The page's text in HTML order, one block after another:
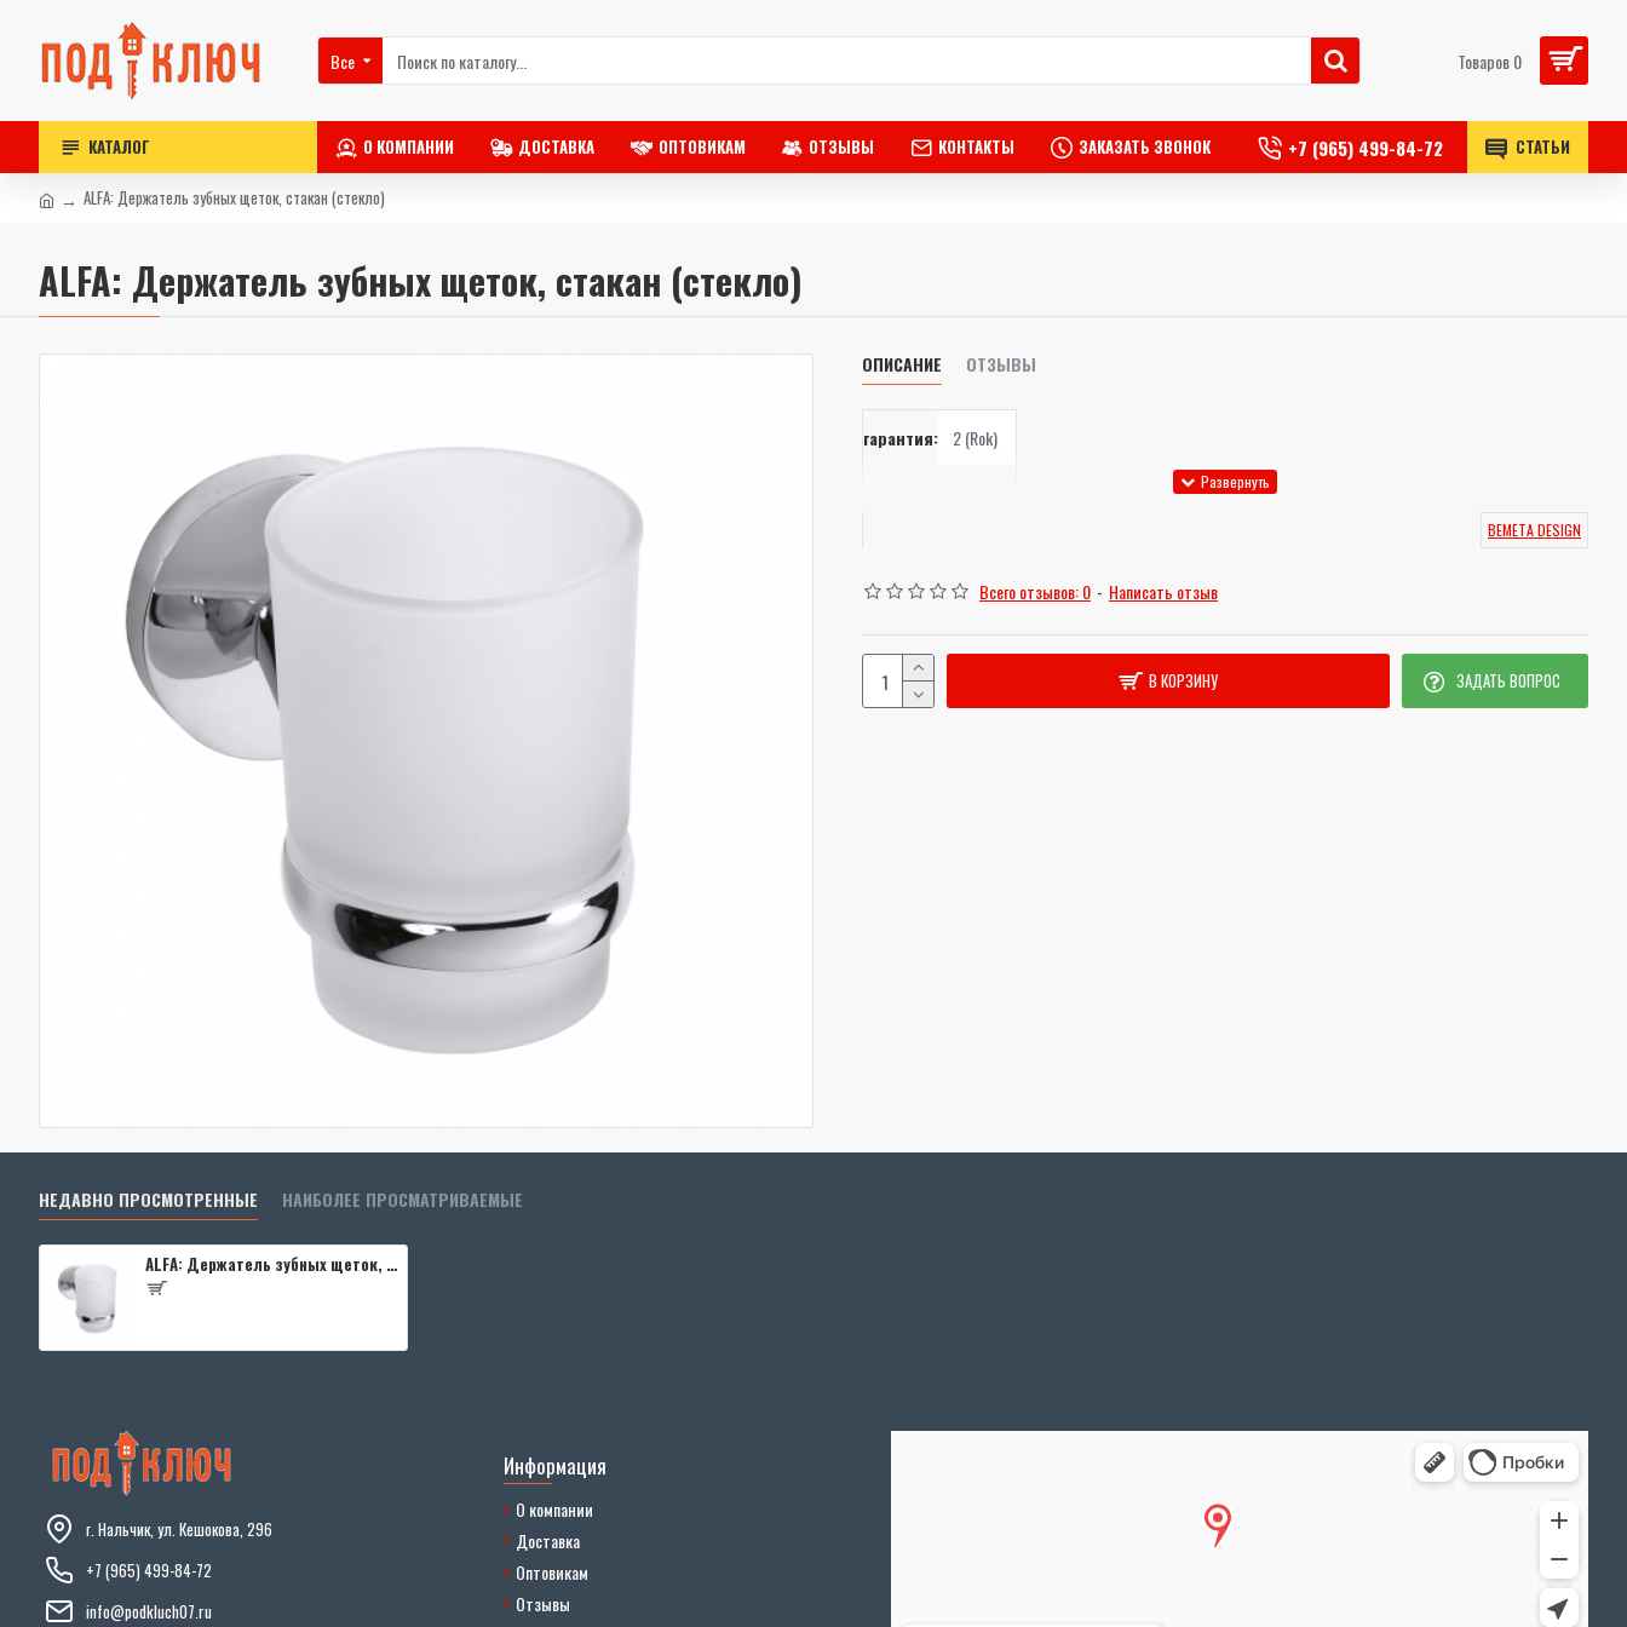
Все Товаров 0
КАТАЛОГ О КОМПАНИИ ДОСТАВКА ОПТОВИКАМ ОТЗЫВЫ КОНТАКТЫ ЗАКАЗАТЬ ЗВОНОК +7 (965) 499-84-72 СТАТЬИ
ALFA: Держатель зубных щеток, стакан (стекло)
ALFA: Держатель зубных щеток, стакан (стекло)
ОПИСАНИЕ ОТЗЫВЫ
гарантия: 2 (Rok)
глубина:
BEMETA DESIGN
Всего отзывов: 0 - Написать отзыв
В КОРЗИНУ ЗАДАТЬ ВОПРОС
НЕДАВНО ПРОСМОТРЕННЫЕ НАИБОЛЕЕ ПРОСМАТРИВАЕМЫЕ
ALFA: Держатель зубных щеток, стакан (стекло)
г. Нальчик, ул. Кешокова, 296
+7 (965) 499-84-72
info@podkluch07.ru
Информация
О компании
Доставка
Оптовикам
Отзывы